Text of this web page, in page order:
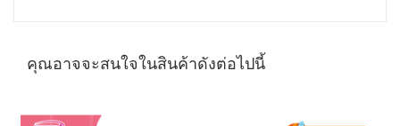
คุณอาจจะสนใจในสินค้าดังต่อไปนี้